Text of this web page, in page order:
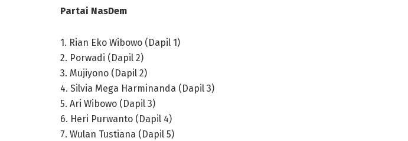
Partai NasDem
1. Rian Eko Wibowo (Dapil 1)
2. Porwadi (Dapil 2)
3. Mujiyono (Dapil 2)
4. Silvia Mega Harminanda (Dapil 3)
5. Ari Wibowo (Dapil 3)
6. Heri Purwanto (Dapil 4)
7. Wulan Tustiana (Dapil 5)